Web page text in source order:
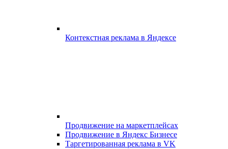
Контекстная реклама в Яндексе
Продвижение на маркетплейсах
Продвижение в Яндекс Бизнесе
Таргетированная реклама в VK